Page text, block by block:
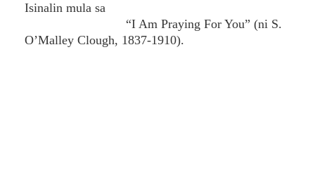
Isinalin mula sa
“I Am Praying For You” (ni S.
O’Malley Clough, 1837-1910).